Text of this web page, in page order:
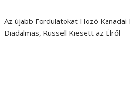
Az újabb Fordulatokat Hozó Kanadai
Diadalmas, Russell Kiesett az Élről